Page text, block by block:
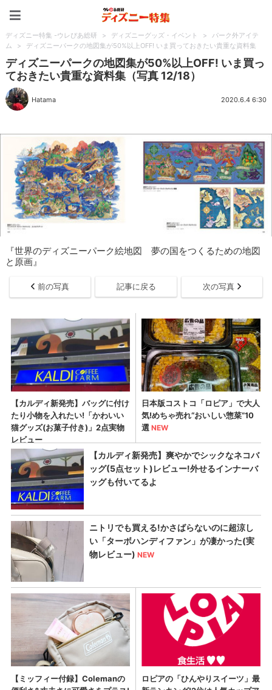
ディズニー特集 -ウレぴあ総研 > ディズニーグッズ・イベント >
パーク外アイテ
ム
> ディズニーパークの地図集が50%以上OFF! いま買っておきたい貴重な資料集
ディズニーパークの地図集が50%以上OFF! いま買っ
ておきたい貴重な資料集（写真 12/18）
Hatama 2020.6.4 6:30
『世界のディズニーパーク絵地図 夢の国をつくるための地図
と原画』
前の写真 記事に戻る 次の写真